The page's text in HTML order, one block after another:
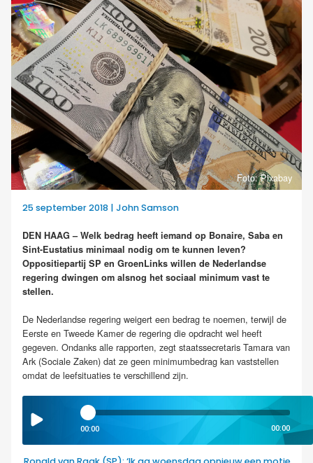
Foto: Pixabay
25 september 2018 | John Samson
DEN HAAG – Welk bedrag heeft iemand op Bonaire, Saba en
Sint-Eustatius minimaal nodig om te kunnen leven?
Oppositiepartij SP en GroenLinks willen de Nederlandse
regering dwingen om alsnog het sociaal minimum vast te
stellen.
De Nederlandse regering weigert een bedrag te noemen, terwijl de
Eerste en Tweede Kamer de regering die opdracht wel heeft
gegeven. Ondanks alle rapporten, zegt staatssecretaris Tamara van
Ark (Sociale Zaken) dat ze geen minimumbedrag kan vaststellen
omdat de leefsituaties te verschillend zijn.
00:00 00:00